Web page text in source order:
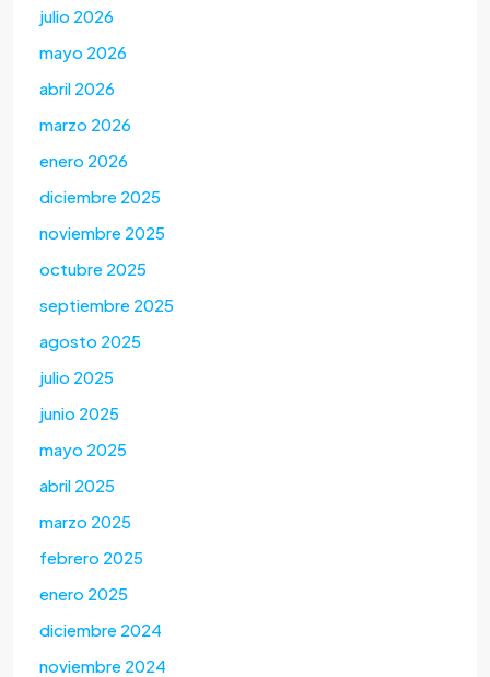
julio 2026
mayo 2026
abril 2026
marzo 2026
enero 2026
diciembre 2025
noviembre 2025
octubre 2025
septiembre 2025
agosto 2025
julio 2025
junio 2025
mayo 2025
abril 2025
marzo 2025
febrero 2025
enero 2025
diciembre 2024
noviembre 2024